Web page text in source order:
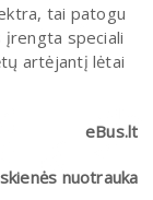
tai patogu
įrengta speciali
artėjantį lėtai
eBus.lt
nuotrauka